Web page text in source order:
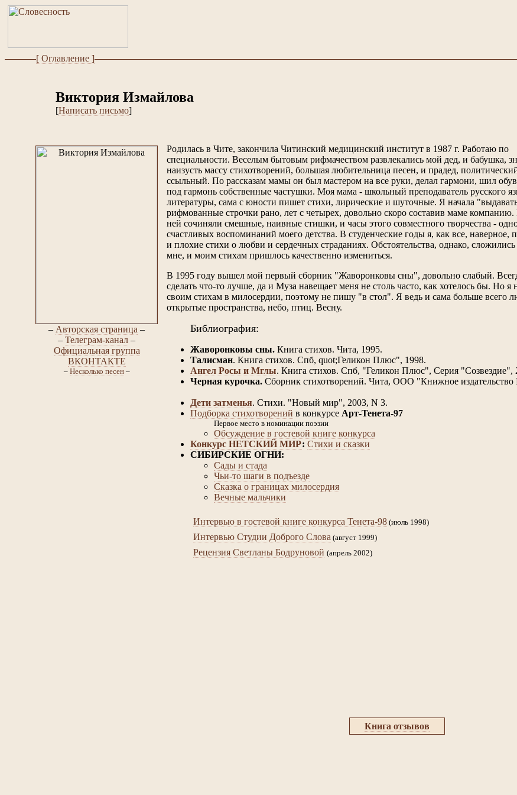
[ Оглавление ]
Виктория Измайлова
[Написать письмо]
– Авторская страница –
– Телеграм-канал –
Официальная группа
ВКОНТАКТЕ
– Несколько песен–
Родилась в Чите, закончила Читинский медицинский институт в 1987 г. Работаю по
специальности. Веселым бытовым рифмачеством развлекались мой дед, и бабушка,
наизусть массу стихотворений, большая любительница песен, и прадед,
ссыльный. По рассказам мамы он был мастером на все руки, делал гармони, шил
под гармонь собственные частушки. Моя мама - школьный преподаватель русского
литературы, сама с юности пишет стихи, лирические и шуточные. Я начала
рифмованные строчки рано, лет с четырех, довольно скоро составив маме
ней сочиняли смешные, наивные стишки, и часы этого совместного творчества -
счастливых воспоминаний моего детства. В студенческие годы я, как все, наверное,
и плохие стихи о любви и сердечных страданиях. Обстоятельства, однако, сложились
мне, и моим стихам пришлось качественно измениться.
В 1995 году вышел мой первый сборник "Жаворонковы сны", довольно слабый.
сделать что-то лучше, да и Муза навещает меня не столь часто, как хотелось бы. Но я
своим стихам в милосердии, поэтому не пишу "в стол". Я ведь и сама больше всего
открытые пространства, небо, птиц. Весну.
Библиография:
Жаворонковы сны. Книга стихов. Чита, 1995.
Талисман. Книга стихов. Спб, quot;Геликон Плюс", 1998.
Ангел Росы и Мглы. Книга стихов. Спб, "Геликон Плюс", Серия "Созвездие",
Черная курочка. Cборник стихотворений. Чита, ООО "Книжное издательство
Дети затменья. Стихи. "Новый мир", 2003, N 3.
Подборка стихотворений в конкурсе Арт-Тенета-97
Первое место в номинации поэзии
Обсуждение в гостевой книге конкурса
Конкурс НЕТСКИЙ МИР: Стихи и сказки
СИБИРСКИЕ ОГНИ:
Сады и стада
Чьи-то шаги в подъезде
Сказка о границах милосердия
Вечные мальчики
Интервью в гостевой книге конкурса Тенета-98 (июль 1998)
Интервью Студии Доброго Слова (август 1999)
Рецензия Светланы Бодруновой (апрель 2002)
Книга отзывов